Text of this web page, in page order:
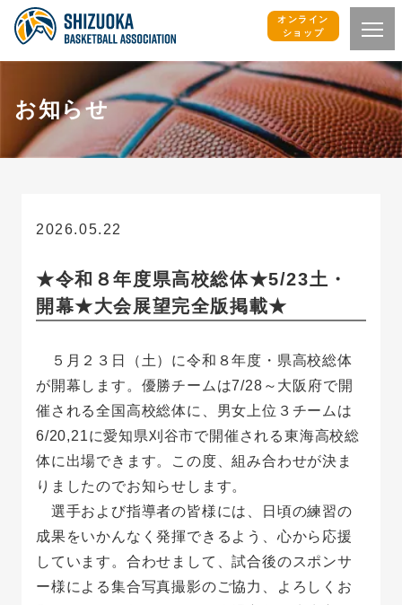
オンライン
ショップ
お知らせ
2026.05.22
★令和８年度県高校総体★5/23土・
開幕★大会展望完全版掲載★
５月２３日（土）に令和８年度・県高校総体
が開幕します。優勝チームは7/28～大阪府で開
催される全国高校総体に、男女上位３チームは
6/20,21に愛知県刈谷市で開催される東海高校総
体に出場できます。この度、組み合わせが決ま
りましたのでお知らせします。
選手および指導者の皆様には、日頃の練習の
成果をいかんなく発揮できるよう、心から応援
しています。合わせまして、試合後のスポンサ
ー様による集合写真撮影のご協力、よろしくお